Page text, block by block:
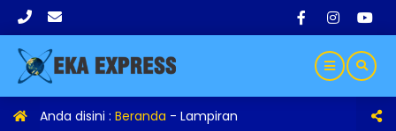
Anda disini : Beranda - Lampiran